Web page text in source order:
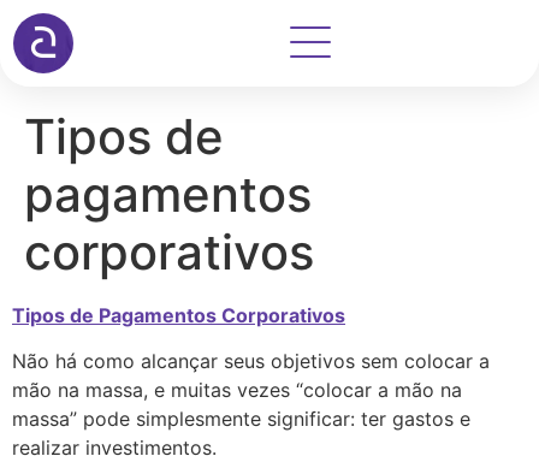
Tipos de
pagamentos
corporativos
Tipos de Pagamentos Corporativos
Não há como alcançar seus objetivos sem colocar a
mão na massa, e muitas vezes “colocar a mão na
massa” pode simplesmente significar: ter gastos e
realizar investimentos.